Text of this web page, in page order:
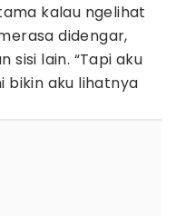
kalau ngelihat
didengar,
sisi lain. “Tapi aku
bikin aku lihatnya